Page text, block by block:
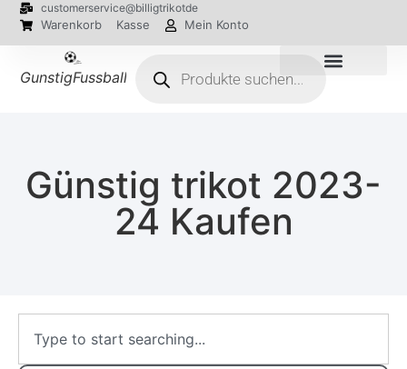
customerservice@billigtrikotde
Warenkorb Kasse Mein Konto
GunstigFussballTrikot
Günstig trikot 2023-
24 Kaufen